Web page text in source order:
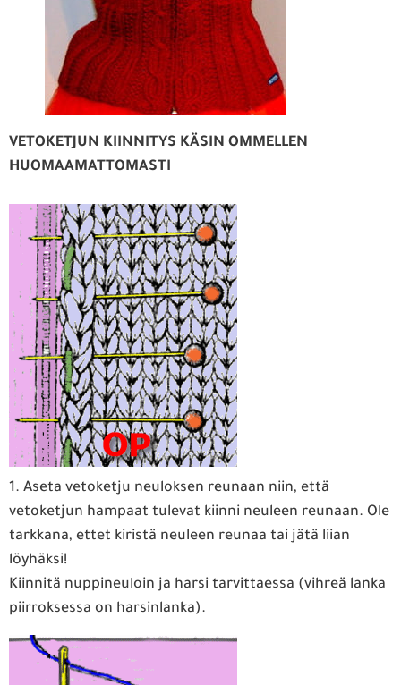
VETOKETJUN KIINNITYS KÄSIN OMMELLEN
HUOMAAMATTOMASTI
1. Aseta vetoketju neuloksen reunaan niin, että
vetoketjun hampaat tulevat kiinni neuleen reunaan. Ole
tarkkana, ettet kiristä neuleen reunaa tai jätä liian
löyhäksi!
Kiinnitä nuppineuloin ja harsi tarvittaessa (vihreä lanka
piirroksessa on harsinlanka).